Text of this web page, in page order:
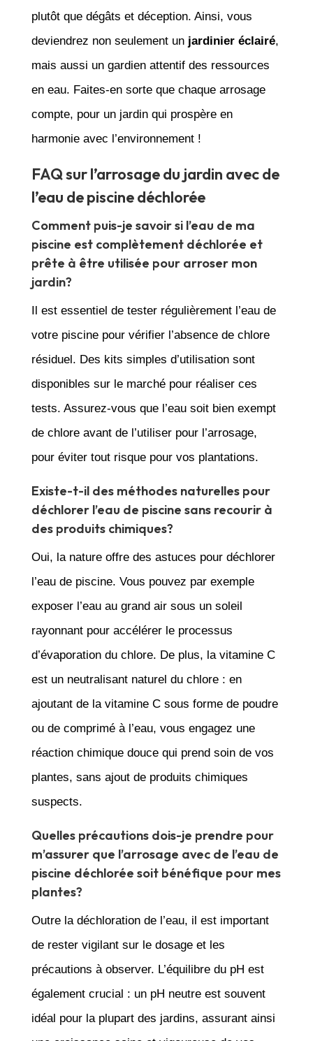
plutôt que dégâts et déception. Ainsi, vous
deviendrez non seulement un jardinier éclairé,
mais aussi un gardien attentif des ressources
en eau. Faites-en sorte que chaque arrosage
compte, pour un jardin qui prospère en
harmonie avec l’environnement !
FAQ sur l’arrosage du jardin avec de
l’eau de piscine déchlorée
Comment puis-je savoir si l’eau de ma
piscine est complètement déchlorée et
prête à être utilisée pour arroser mon
jardin?
Il est essentiel de tester régulièrement l’eau de
votre piscine pour vérifier l’absence de chlore
résiduel. Des kits simples d’utilisation sont
disponibles sur le marché pour réaliser ces
tests. Assurez-vous que l’eau soit bien exempt
de chlore avant de l’utiliser pour l’arrosage,
pour éviter tout risque pour vos plantations.
Existe-t-il des méthodes naturelles pour
déchlorer l’eau de piscine sans recourir à
des produits chimiques?
Oui, la nature offre des astuces pour déchlorer
l’eau de piscine. Vous pouvez par exemple
exposer l’eau au grand air sous un soleil
rayonnant pour accélérer le processus
d’évaporation du chlore. De plus, la vitamine C
est un neutralisant naturel du chlore : en
ajoutant de la vitamine C sous forme de poudre
ou de comprimé à l’eau, vous engagez une
réaction chimique douce qui prend soin de vos
plantes, sans ajout de produits chimiques
suspects.
Quelles précautions dois-je prendre pour
m’assurer que l’arrosage avec de l’eau de
piscine déchlorée soit bénéfique pour mes
plantes?
Outre la déchloration de l’eau, il est important
de rester vigilant sur le dosage et les
précautions à observer. L’équilibre du pH est
également crucial : un pH neutre est souvent
idéal pour la plupart des jardins, assurant ainsi